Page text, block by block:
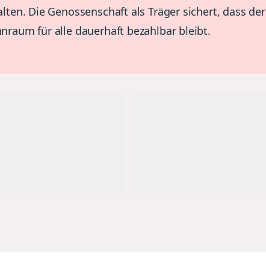
Die Genossenschaft als Träger sichert, dass der
für alle dauerhaft bezahlbar bleibt.